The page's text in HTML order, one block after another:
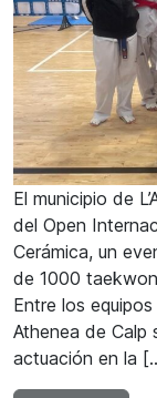
El municipio de
del Open
Cerámica, un
de 1000
Entre los
Athenea de
actuación en la